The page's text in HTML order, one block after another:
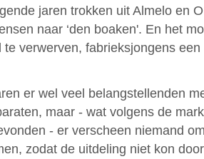
jaren trokken uit Almelo en
naar ‘den boaken'. En het
te verwerven, fabrieksjongens
er wel veel belangstellenden
maar - wat volgens de
- er verscheen niemand
zodat de uitdeling niet kon